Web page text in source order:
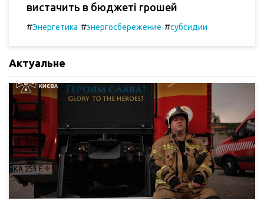
вистачить в бюджеті грошей
#Энергетика #энергосбережение #субсидии
Актуальне